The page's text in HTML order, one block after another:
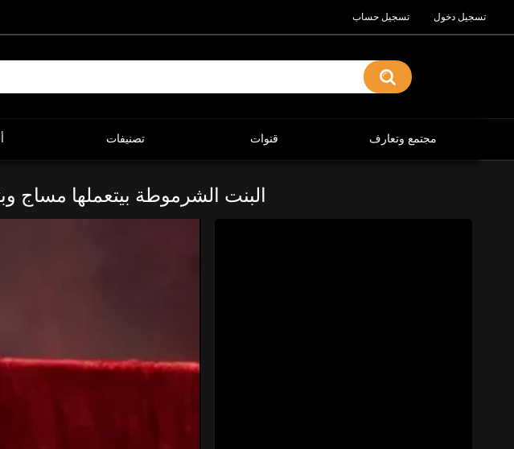
تسجيل حساب تسجيل دخول
تصنيفات قنوات مجتمع وتعارف
البنت الشرموطة بيتعملها مساج